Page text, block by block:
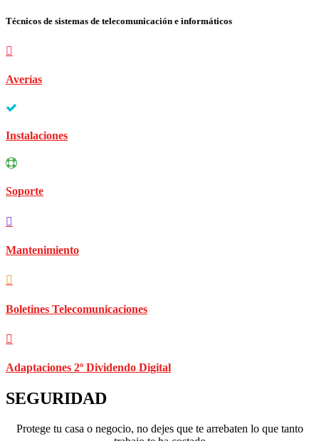
Técnicos de sistemas de telecomunicación e informáticos
Averías
Instalaciones
Soporte
Mantenimiento
Boletines Telecomunicaciones
Adaptaciones 2º Dividendo Digital
SEGURIDAD
Protege tu casa o negocio, no dejes que te arrebaten lo que tanto